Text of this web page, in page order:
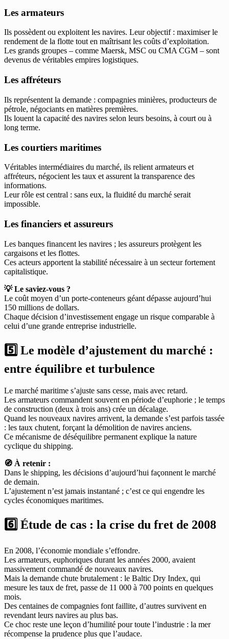
Les armateurs
Ils possèdent ou exploitent les navires. Leur objectif : maximiser le
rendement de la flotte tout en maîtrisant les coûts d’exploitation.
Les grands groupes – comme Maersk, MSC ou CMA CGM – sont
devenus de véritables empires logistiques.
Les affréteurs
Ils représentent la demande : compagnies minières, producteurs de
pétrole, négociants en matières premières.
Ils louent la capacité des navires selon leurs besoins, à court ou à
long terme.
Les courtiers maritimes
Véritables intermédiaires du marché, ils relient armateurs et
affréteurs, négocient les taux et assurent la transparence des
informations.
Leur rôle est central : sans eux, la fluidité du marché serait
impossible.
Les financiers et assureurs
Les banques financent les navires ; les assureurs protègent les
cargaisons et les flottes.
Ces acteurs apportent la stabilité nécessaire à un secteur fortement
capitalistique.
💡 Le saviez-vous ?
Le coût moyen d’un porte-conteneurs géant dépasse aujourd’hui
150 millions de dollars.
Chaque décision d’investissement engage un risque comparable à
celui d’une grande entreprise industrielle.
5️⃣ Le modèle d’ajustement du marché :
entre équilibre et turbulence
Le marché maritime s’ajuste sans cesse, mais avec retard.
Les armateurs commandent souvent en période d’euphorie ; le temps
de construction (deux à trois ans) crée un décalage.
Quand les nouveaux navires arrivent, la demande s’est parfois tassée
: les taux chutent, forçant la démolition de navires anciens.
Ce mécanisme de déséquilibre permanent explique la nature
cyclique du shipping.
🧭 À retenir :
Dans le shipping, les décisions d’aujourd’hui façonnent le marché
de demain.
L’ajustement n’est jamais instantané ; c’est ce qui engendre les
cycles économiques maritimes.
6️⃣ Étude de cas : la crise du fret de 2008
En 2008, l’économie mondiale s’effondre.
Les armateurs, euphoriques durant les années 2000, avaient
massivement commandé de nouveaux navires.
Mais la demande chute brutalement : le Baltic Dry Index, qui
mesure les taux de fret, passe de 11 000 à 700 points en quelques
mois.
Des centaines de compagnies font faillite, d’autres survivent en
revendant leurs navires au plus bas.
Ce choc reste une leçon d’humilité pour toute l’industrie : la mer
récompense la prudence plus que l’audace.